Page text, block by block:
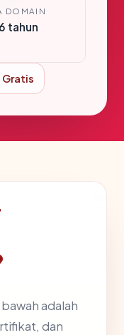
DOMAIN
tahun
Gratis
bawah adalah
dan